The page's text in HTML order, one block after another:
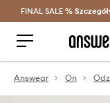
FINAL SALE %
Answear On